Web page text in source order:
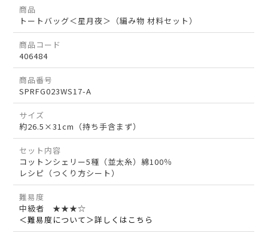
商品
トートバッグ＜星月夜＞（編み物 材料セット）
商品コード
406484
商品番号
SPRFG023WS17-A
サイズ
約26.5×31cm（持ち手含まず）
セット内容
コットンシェリー5種（並太糸）綿100％
レシピ（つくり方シート）
難易度
中級者 ★★★☆
＜難易度について＞詳しくはこちら